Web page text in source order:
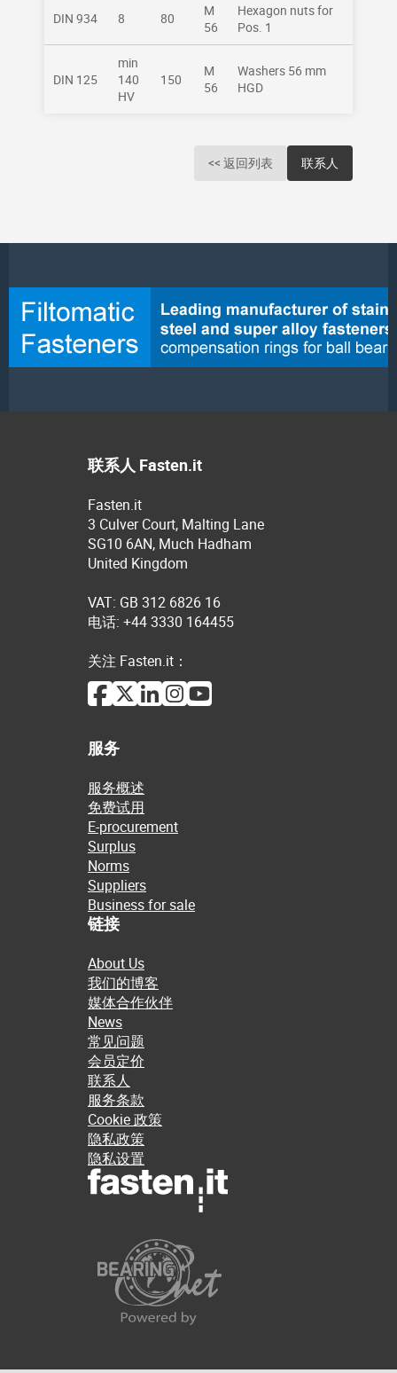
DIN 934 8 80
M
56
Hexagon nuts for
Pos. 1
DIN 125
min
140
HV
150
M
56
Washers 56 mm
HGD
<< 返回列表 联系人
联系人 Fasten.it
Fasten.it
3 Culver Court, Malting Lane
SG10 6AN, Much Hadham
United Kingdom
VAT: GB 312 6826 16
电话: +44 3330 164455
关注 Fasten.it：
服务
服务概述
免费试用
E-procurement
Surplus
Norms
Suppliers
Business for sale
链接
About Us
我们的博客
媒体合作伙伴
News
常见问题
会员定价
联系人
服务条款
Cookie 政策
隐私政策
隐私设置